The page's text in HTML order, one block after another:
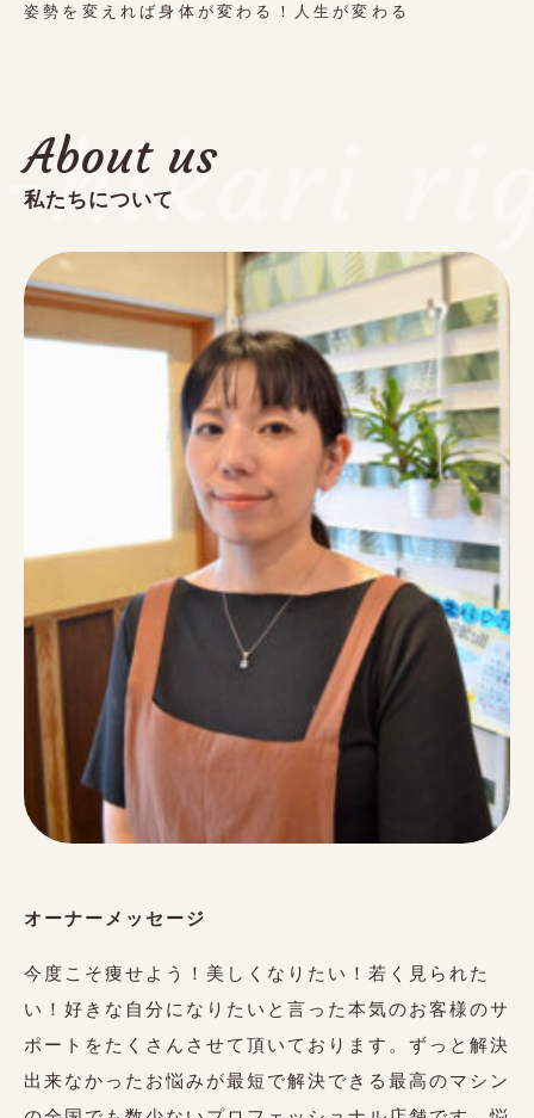
-hikari
姿勢を変えれば身体が変わる！人生が変わる
About us
私たちについて
オーナーメッセージ
今度こそ痩せよう！美しくなりたい！若く見られた
い！好きな自分になりたいと言った本気のお客様のサ
ポートをたくさんさせて頂いております。ずっと解決
出来なかったお悩みが最短で解決できる最高のマシン
Reservation
利用規約 商取引法 個人情報保護法